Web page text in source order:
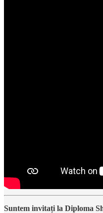
Suntem invitați la Diploma